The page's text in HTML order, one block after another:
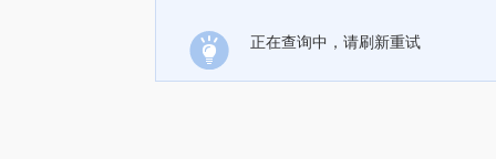
正在查询中，请刷新重试